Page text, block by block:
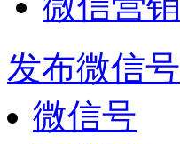
发布微信号
微信号